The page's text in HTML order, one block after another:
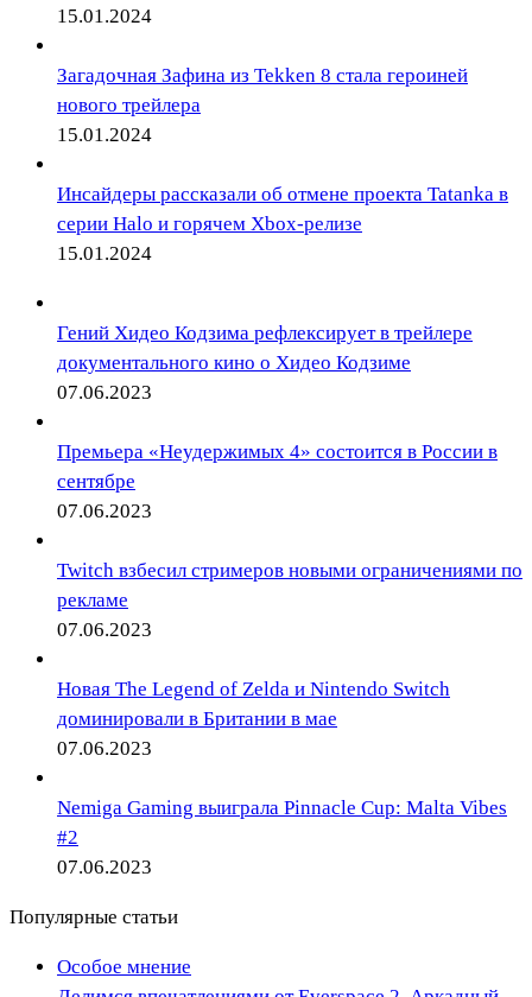
15.01.2024
Загадочная Зафина из Tekken 8 стала героиней
нового трейлера
15.01.2024
Инсайдеры рассказали об отмене проекта Tatanka в
серии Halo и горячем Xbox-релизе
15.01.2024
Гений Хидео Кодзима рефлексирует в трейлере
документального кино о Хидео Кодзиме
07.06.2023
Премьера «Неудержимых 4» состоится в России в
сентябре
07.06.2023
Twitch взбесил стримеров новыми ограничениями по
рекламе
07.06.2023
Новая The Legend of Zelda и Nintendo Switch
доминировали в Британии в мае
07.06.2023
Nemiga Gaming выиграла Pinnacle Cup: Malta Vibes
#2
07.06.2023
Популярные статьи
Особое мнение